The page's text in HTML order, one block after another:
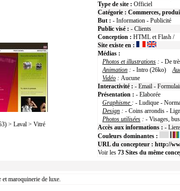
> Laval > Vitré
Type de site : Officiel
Catégorie : Commerces,
But : - Information - Publicité
Public visé : - Clients
Conception : HTML et Flash /
Site existe en :
Médias :
Photos et illustrations : - De
Animation : - Intro (26ko)
Vidéo : Aucune
Interactivité : - Email -
Présentation : - Elaborée
Graphisme : - Ludique -
Design : - Coins arrondis -
Photos utilisées : - Visages,
Accès aux informations : -
Couleurs dominantes :
URL du concepteur : http://
Voir les 73 Sites du même
et maroquinerie de luxe.